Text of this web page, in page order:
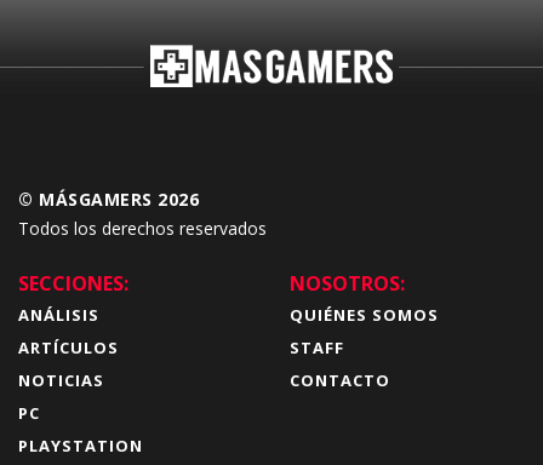
© MÁSGAMERS 2026
Todos los derechos reservados
SECCIONES:
ANÁLISIS
ARTÍCULOS
NOTICIAS
PC
PLAYSTATION
NOSOTROS:
QUIÉNES SOMOS
STAFF
CONTACTO